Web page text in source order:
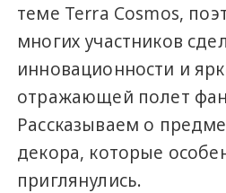
теме Terra Cosmos,
многих участников
инновационности и
отражающей полет
Рассказываем о
декора, которые
приглянулись.